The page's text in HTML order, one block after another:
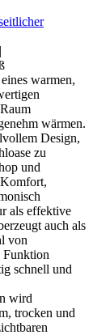
|
warmen,
wärmen.
Design,
zu
und
als effektive
auch als
von
Funktion
schnell und
wird
trocken und